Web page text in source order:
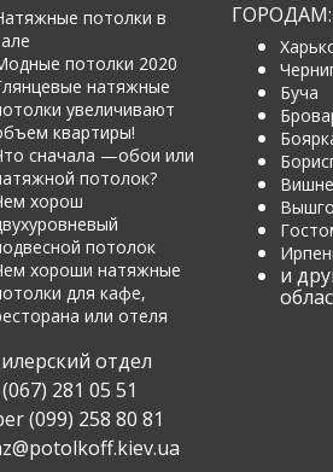
потолки в
потолки 2020
натяжные
увеличивают
квартиры!
сначала —обои или
потолок?
хорош
потолок
хороши натяжные
для кафе,
или отеля
отдел
(067) 281 05 51
(099) 258 80 81
ГОРОДАМ:
Буча
и